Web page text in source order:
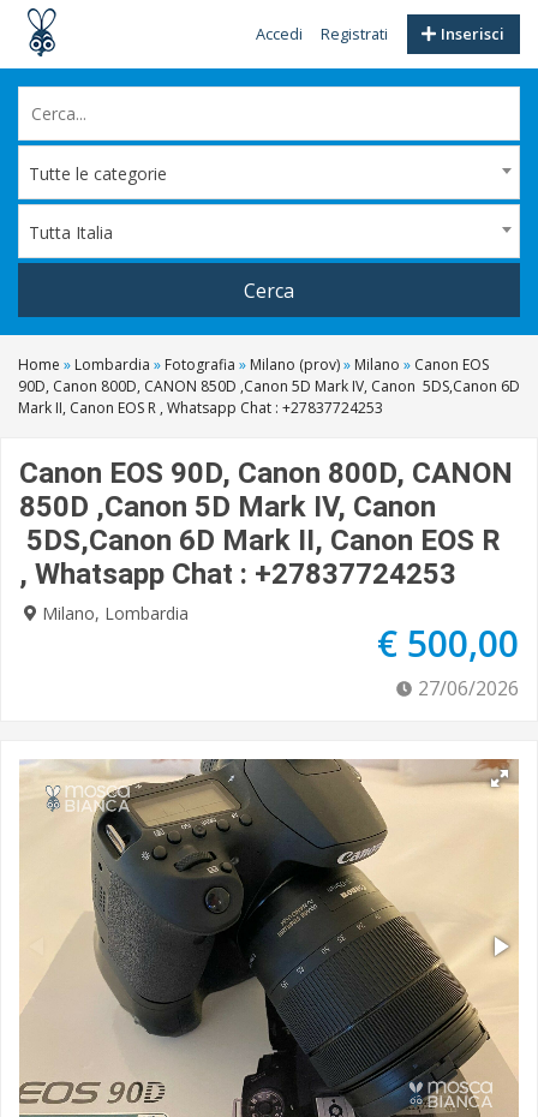
Inserisci
Accedi Registrati
Tutte le categorie
Tutta Italia
Cerca
Home » Lombardia » Fotografia » Milano (prov)» Milano » Canon EOS
90D, Canon 800D, CANON 850D ,Canon 5D Mark IV, Canon 5DS,Canon 6D
Mark II, Canon EOS R , Whatsapp Chat : +27837724253
Canon EOS 90D, Canon 800D, CANON
850D ,Canon 5D Mark IV, Canon
5DS,Canon 6D Mark II, Canon EOS R
, Whatsapp Chat : +27837724253
Milano, Lombardia
€ 500,00
27/06/2026